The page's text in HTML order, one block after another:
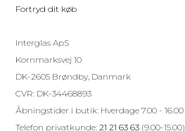
Fortryd dit køb
Interglas ApS
Kornmarksvej 10
DK-2605 Brøndby, Danmark
CVR: DK-34468893
Åbningstider i butik: Hverdage 7.00 - 16.00
Telefon privatkunde:21 21 63 63 (9.00-15.00)